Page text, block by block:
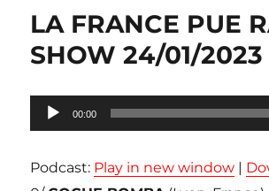
LA FRANCE PUE
SHOW 24/01/2023
Lecteur
audio
00:00
Podcast: Play in new window |